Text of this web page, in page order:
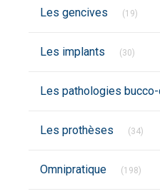
Les gencives (19)
Les implants (30)
Les pathologies
Les prothèses (34)
Omnipratique (198)